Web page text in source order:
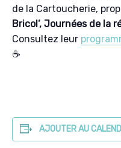
de la Cartoucherie,
Bricol’, Journées de la
Consultez leur
☕
AJOUTER AU